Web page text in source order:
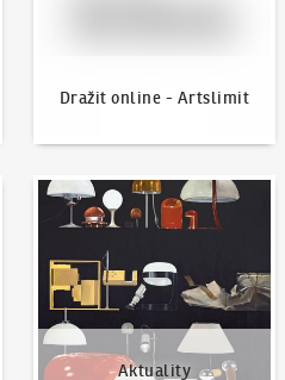
Dražit online - Artslimit
Aktuality
Aktuality